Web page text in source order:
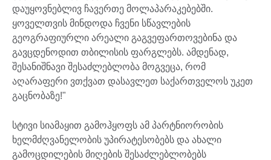
დაუყოვნებლივ ჩავერთე მოლაპარაკებებში.
ყოველთვის მინდოდა ჩვენი სწავლების
გეოგრაფიურლი არეალი გაგვეფართოვებინა და
გავცდენოდით თბილისის ფარგლებს. ამდენად,
შესანიშნავი შესაძლებლობა მოგვეცა, რომ
აღარაფერი ვთქვათ დასავლეთ საქართველოს უკეთ
გაცნობაზე!"
სტივი სიამაყით გამოჰყოფს ამ პარტნიორობის
ხელმძღვანელობის უპირატესობებს და ახალი
გამოცდილების მიღების შესაძლებლობებს